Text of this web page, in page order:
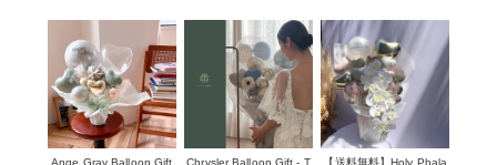
Ange Gray Balloon Gift
Chrysler Balloon Gift - T
【送料無料】Holy Phala